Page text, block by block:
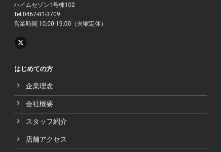
ハイムセゾン1号棟102
Tel 0467-81-3709
営業時間 10:00-19:00（火曜定休）
はじめての方
企業理念
会社概要
スタッフ紹介
店舗アクセス